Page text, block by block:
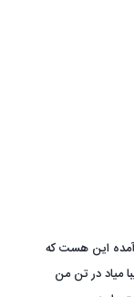
این هست که
میاد در تن من